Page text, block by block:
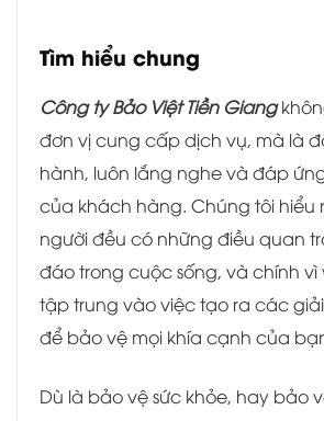
Tìm hiểu chung
Công ty Bảo Việt Tiền Giang
đơn vị cung cấp dịch vụ, mà là
hành, luôn lắng nghe và đáp
của khách hàng. Chúng tôi hiểu
người đều có những điều quan
đáo trong cuộc sống, và chính vì
tập trung vào việc tạo ra các
để bảo vệ mọi khía cạnh của
Dù là bảo vệ sức khỏe, hay bảo